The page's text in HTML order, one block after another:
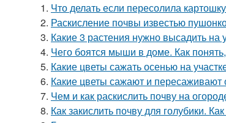
1. Что делать если пересолила
2. Раскисление почвы известью
3. Какие 3 растения нужно высадить на
4. Чего боятся мыши в доме. Как
5. Какие цветы сажать осенью на
6. Какие цветы сажают и
7. Чем и как раскислить почву на
8. Как закислить почву для голубики.